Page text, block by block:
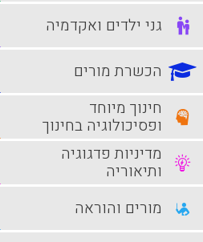
גני ילדים ואקדמיה
הכשרת מורים
חינוך מיוחד
ופסיכולוגיה בחינוך
מדיניות פדגוגיה
ותיאוריה
מורים והוראה